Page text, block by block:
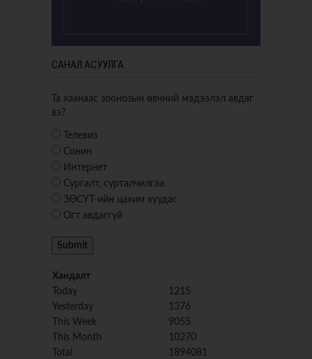
САНАЛ АСУУЛГА
Та хаанаас зоонозын өвчний мэдээлэл авдаг
вэ?
Телевиз
Сонин
Интернет
Сургалт, сурталчилгаа
ЗӨСҮТ-ийн цахим хуудас
Огт авдаггүй
Хандалт
Today
1215
Yesterday
1376
This Week
9055
This Month
10270
Total
1894081